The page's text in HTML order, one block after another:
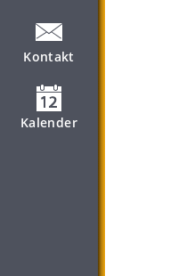
Kontakt
Kalender